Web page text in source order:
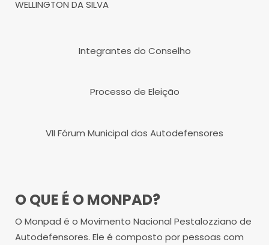
WELLINGTON DA SILVA
Integrantes do Conselho
Processo de Eleição
VII Fórum Municipal dos Autodefensores
O QUE É O MONPAD?
O Monpad é o Movimento Nacional Pestalozziano de
Autodefensores. Ele é composto por pessoas com